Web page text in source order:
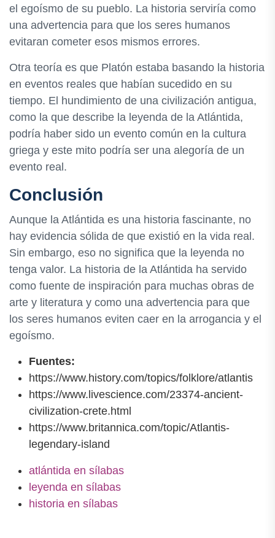
el egoísmo de su pueblo. La historia serviría como
una advertencia para que los seres humanos
evitaran cometer esos mismos errores.
Otra teoría es que Platón estaba basando la historia
en eventos reales que habían sucedido en su
tiempo. El hundimiento de una civilización antigua,
como la que describe la leyenda de la Atlántida,
podría haber sido un evento común en la cultura
griega y este mito podría ser una alegoría de un
evento real.
Conclusión
Aunque la Atlántida es una historia fascinante, no
hay evidencia sólida de que existió en la vida real.
Sin embargo, eso no significa que la leyenda no
tenga valor. La historia de la Atlántida ha servido
como fuente de inspiración para muchas obras de
arte y literatura y como una advertencia para que
los seres humanos eviten caer en la arrogancia y el
egoísmo.
Fuentes:
https://www.history.com/topics/folklore/atlantis
https://www.livescience.com/23374-ancient-
civilization-crete.html
https://www.britannica.com/topic/Atlantis-
legendary-island
atlántida en sílabas
leyenda en sílabas
historia en sílabas